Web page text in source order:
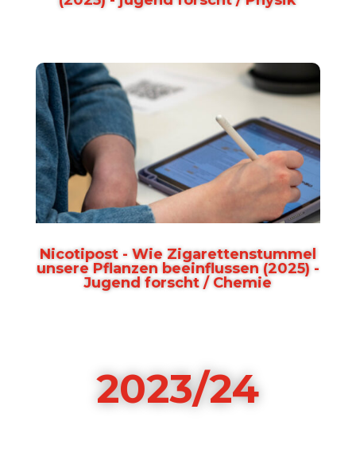
Nicotipost - Wie Zigarettenstummel
unsere Pflanzen beeinflussen (2025) -
Jugend forscht / Chemie
2023/24